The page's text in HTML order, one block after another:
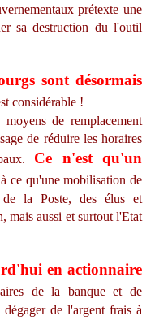
prétexte une
sa destruction du l'outil
sont désormais
considérable !
de remplacement
de réduire les horaires
Ce n'est qu'un
ce qu'une mobilisation de
de la Poste, des élus et
mais aussi et surtout l'Etat
en actionnaire
de la banque et de
de l'argent frais à